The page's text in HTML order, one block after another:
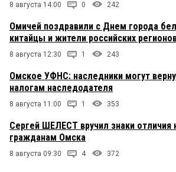
8 августа 14:00 0 242
Омичей поздравили с Днем города
китайцы и жители российских
8 августа 12:30 1 243
Омское УФНС: наследники могут
налогам наследодателя
8 августа 11:00 1 353
Сергей ШЕЛЕСТ вручил знаки
гражданам Омска
8 августа 09:30 4 372